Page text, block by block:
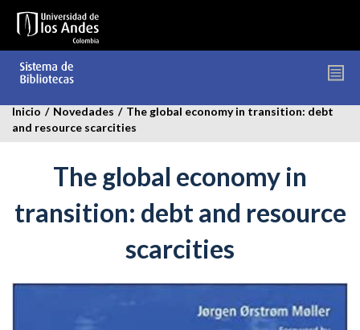
contenido
Inicio / Novedades / The global economy in transition: debt
and resource scarcities
The global economy in
transition: debt and resource
scarcities